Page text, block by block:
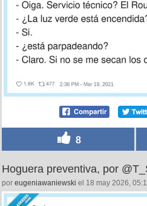
8
Hoguera preventiva, por
por eugeniawaniewski el 18 may 2026,